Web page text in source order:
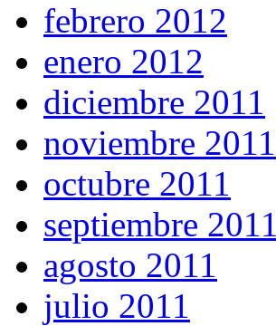
febrero 2012
enero 2012
diciembre 2011
noviembre 2011
octubre 2011
septiembre 2011
agosto 2011
julio 2011